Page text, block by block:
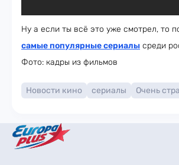
Ну а если ты всё это уже смотрел, то
самые популярные сериалы среди
Фото: кадры из фильмов
Новости кино сериалы Очень